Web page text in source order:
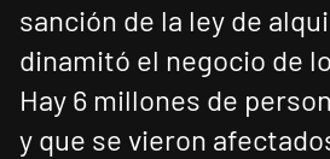
sanción de la ley de
dinamitó el negocio de
Hay 6 millones de
y que se vieron